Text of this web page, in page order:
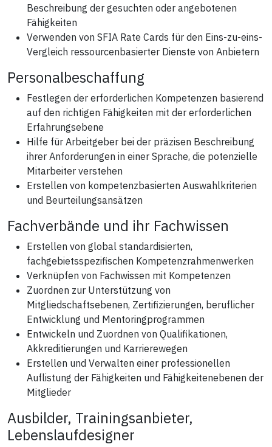
Beschreibung der gesuchten oder angebotenen
Fähigkeiten
Verwenden von SFIA Rate Cards für den Eins-zu-eins-
Vergleich ressourcenbasierter Dienste von Anbietern
Personalbeschaffung
Festlegen der erforderlichen Kompetenzen basierend
auf den richtigen Fähigkeiten mit der erforderlichen
Erfahrungsebene
Hilfe für Arbeitgeber bei der präzisen Beschreibung
ihrer Anforderungen in einer Sprache, die potenzielle
Mitarbeiter verstehen
Erstellen von kompetenzbasierten Auswahlkriterien
und Beurteilungsansätzen
Fachverbände und ihr Fachwissen
Erstellen von global standardisierten,
fachgebietsspezifischen Kompetenzrahmenwerken
Verknüpfen von Fachwissen mit Kompetenzen
Zuordnen zur Unterstützung von
Mitgliedschaftsebenen, Zertifizierungen, beruflicher
Entwicklung und Mentoringprogrammen
Entwickeln und Zuordnen von Qualifikationen,
Akkreditierungen und Karrierewegen
Erstellen und Verwalten einer professionellen
Auflistung der Fähigkeiten und Fähigkeitenebenen der
Mitglieder
Ausbilder, Trainingsanbieter,
Lebenslaufdesigner